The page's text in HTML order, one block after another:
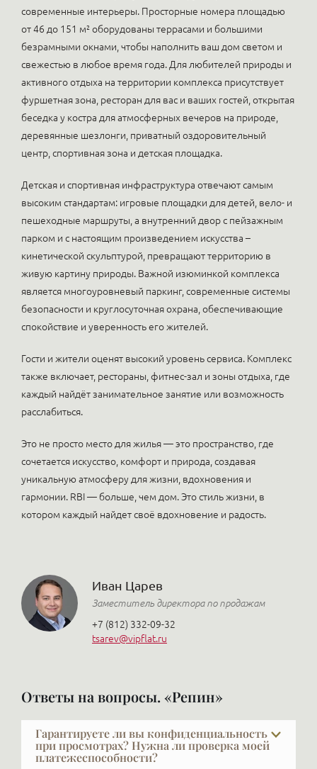
современные интерьеры. Просторные номера площадью
от 46 до 151 м² оборудованы террасами и большими
безрамными окнами, чтобы наполнить ваш дом светом и
свежестью в любое время года. Для любителей природы и
активного отдыха на территории комплекса присутствует
фуршетная зона, ресторан для вас и ваших гостей, открытая
беседка у костра для атмосферных вечеров на природе,
деревянные шезлонги, приватный оздоровительный
центр, спортивная зона и детская площадка.
Детская и спортивная инфраструктура отвечают самым
высоким стандартам: игровые площадки для детей, вело- и
пешеходные маршруты, а внутренний двор с пейзажным
парком и с настоящим произведением искусства –
кинетической скульптурой, превращают территорию в
живую картину природы. Важной изюминкой комплекса
является многоуровневый паркинг, современные системы
безопасности и круглосуточная охрана, обеспечивающие
спокойствие и уверенность его жителей.
Гости и жители оценят высокий уровень сервиса. Комплекс
также включает, рестораны, фитнес-зал и зоны отдыха, где
каждый найдёт занимательное занятие или возможность
расслабиться.
Это не просто место для жилья — это пространство, где
сочетается искусство, комфорт и природа, создавая
уникальную атмосферу для жизни, вдохновения и
гармонии. RBI — больше, чем дом. Это стиль жизни, в
котором каждый найдет своё вдохновение и радость.
Иван Царев
Заместитель директора по продажам
+7 (812) 332-09-32
tsarev@vipflat.ru
Ответы на вопросы. «Репин»
Гарантируете ли вы конфиденциальность
при просмотрах? Нужна ли проверка моей
платежеспособности?